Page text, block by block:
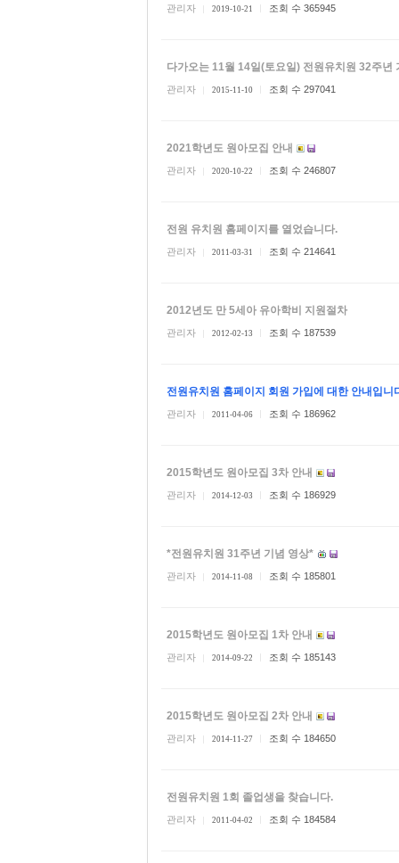
관리자 2019-10-21 조회 수 365945
다가오는 11월 14일(토요일) 전원유치원 32주
관리자 2015-11-10 조회 수 297041
2021학년도 원아모집 안내
관리자 2020-10-22 조회 수 246807
전원 유치원 홈페이지를 열었습니다.
관리자 2011-03-31 조회 수 214641
2012년도 만 5세아 유아학비 지원절차
관리자 2012-02-13 조회 수 187539
전원유치원 홈페이지 회원 가입에 대한 안내입니
관리자 2011-04-06 조회 수 186962
2015학년도 원아모집 3차 안내
관리자 2014-12-03 조회 수 186929
*전원유치원 31주년 기념 영상*
관리자 2014-11-08 조회 수 185801
2015학년도 원아모집 1차 안내
관리자 2014-09-22 조회 수 185143
2015학년도 원아모집 2차 안내
관리자 2014-11-27 조회 수 184650
전원유치원 1회 졸업생을 찾습니다.
관리자 2011-04-02 조회 수 184584